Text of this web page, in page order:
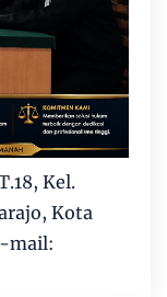
Kel.
Kota
mail: